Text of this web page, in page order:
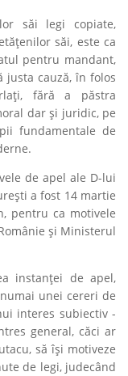
săi legi copiate,
săi, este ca
pentru mandant,
cauză, în folos
fără a păstra
dar şi juridic, pe
fundamentale de
de apel ale D-lui
a fost 14 martie
pentru ca motivele
şi Ministerul
instanţei de apel,
unei cereri de
interes subiectiv -
general, căci ar
să își motiveze
de legi, judecând